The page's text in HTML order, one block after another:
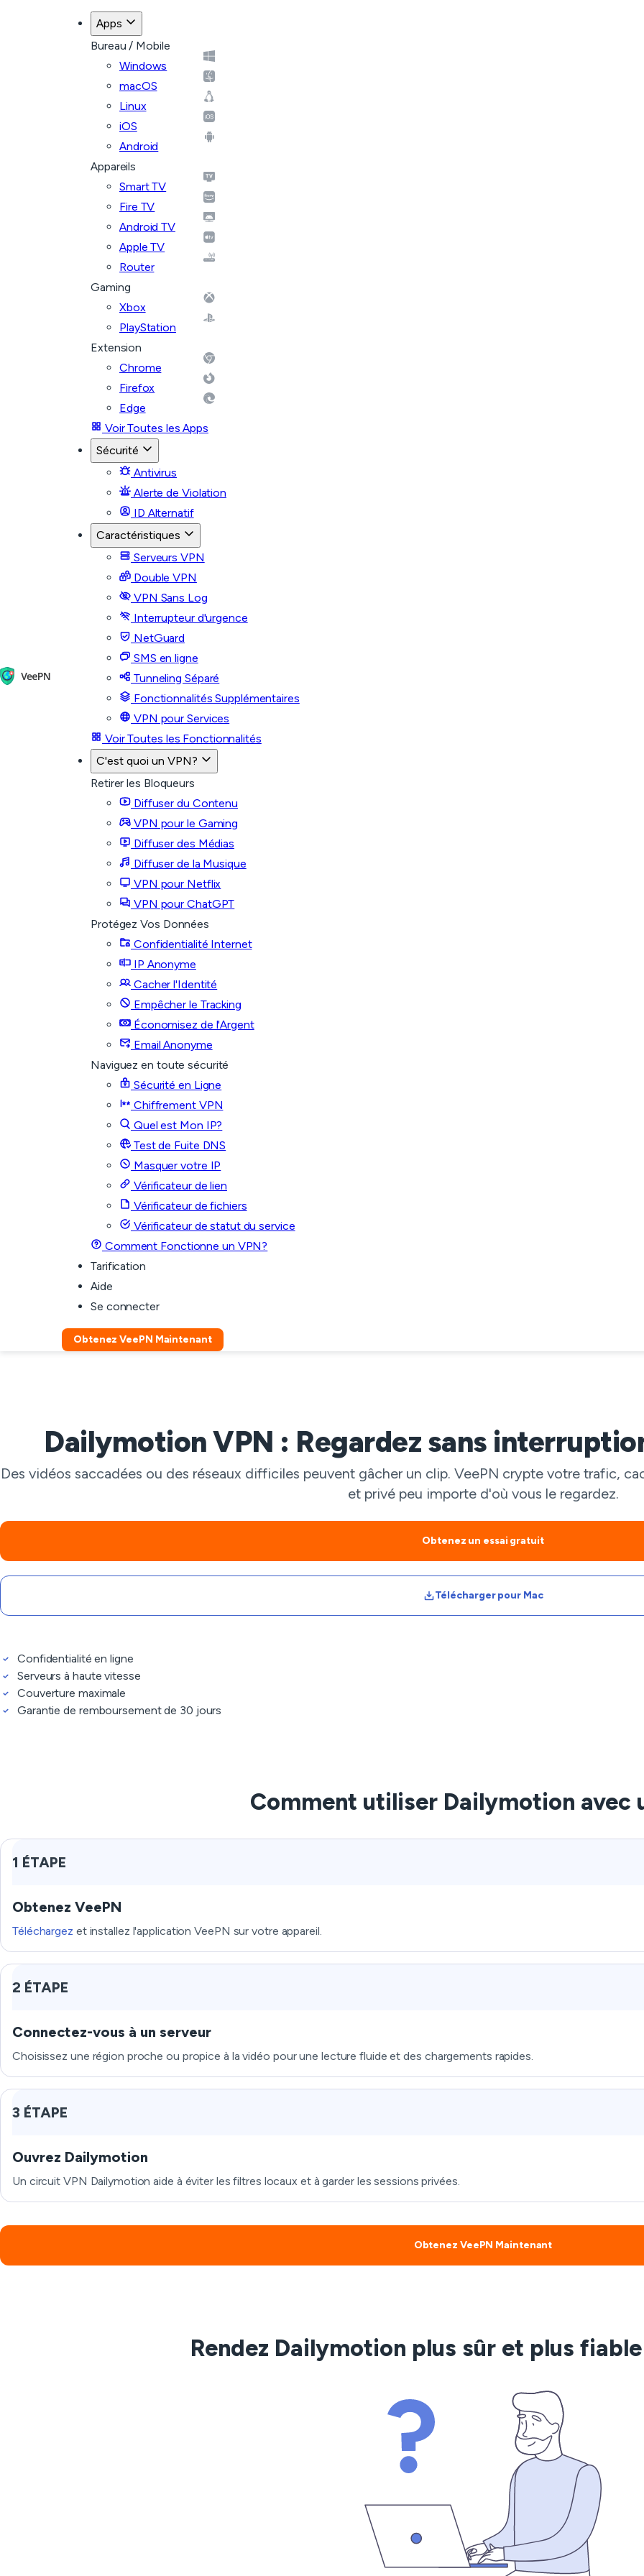
Apps
Bureau / Mobile
Windows
macOS
Linux
iOS
Android
Appareils
Smart TV
Fire TV
Android TV
Apple TV
Router
Gaming
Xbox
PlayStation
Extension
Chrome
Firefox
Edge
Voir Toutes les Apps
Sécurité
Antivirus
Alerte de Violation
ID Alternatif
Caractéristiques
Serveurs VPN
Double VPN
VPN Sans Log
Interrupteur d'urgence
NetGuard
SMS en ligne
Tunneling Séparé
Fonctionnalités Supplémentaires
VPN pour Services
Voir Toutes les Fonctionnalités
C'est quoi un VPN?
Retirer les Bloqueurs
Diffuser du Contenu
VPN pour le Gaming
Diffuser des Médias
Diffuser de la Musique
VPN pour Netflix
VPN pour ChatGPT
Protégez Vos Données
Confidentialité Internet
IP Anonyme
Cacher l'Identité
Empêcher le Tracking
Économisez de l'Argent
Email Anonyme
Naviguez en toute sécurité
Sécurité en Ligne
Chiffrement VPN
Quel est Mon IP?
Test de Fuite DNS
Masquer votre IP
Vérificateur de lien
Vérificateur de fichiers
Vérificateur de statut du service
Comment Fonctionne un VPN?
Tarification
Aide
Se connecter
Obtenez VeePN Maintenant
Dailymotion VPN : Regardez sans
Des vidéos saccadées ou des réseaux difficiles peuvent gâcher un clip. VeePN crypte votre trafic,
et privé peu importe d'où vous le regardez.
Obtenez un essai gratuit
Télécharger pour Mac
Confidentialité en ligne
Serveurs à haute vitesse
Couverture maximale
Garantie de remboursement de 30 jours
Comment utiliser Dailymotion avec
1 ÉTAPE
Obtenez VeePN
Téléchargez et installez l'application VeePN sur votre appareil.
2 ÉTAPE
Connectez-vous à un serveur
Choisissez une région proche ou propice à la vidéo pour une lecture fluide et des chargements rapides.
3 ÉTAPE
Ouvrez Dailymotion
Un circuit VPN Dailymotion aide à éviter les filtres locaux et à garder les sessions privées.
Obtenez VeePN Maintenant
Rendez Dailymotion plus sûr et plus